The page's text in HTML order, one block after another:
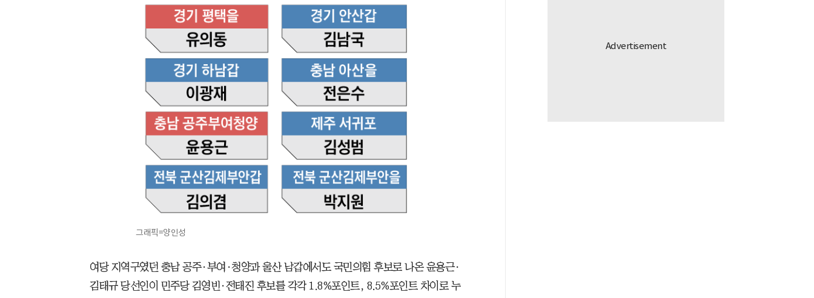
그래픽=양인성
여당 지역구였던 충남 공주·부여·청양과 울산 남갑에서도 국민의힘 후보로 나온 윤용근·
김태규 당선인이 민주당 김영빈·전태진 후보를 각각 1.8%포인트, 8.5%포인트 차이로 누